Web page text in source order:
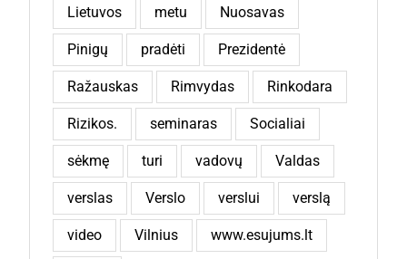
Lietuvos metu Nuosavas
Pinigų pradėti Prezidentė
Ražauskas Rimvydas Rinkodara
Rizikos. seminaras Socialiai
sėkmę turi vadovų Valdas
verslas Verslo verslui verslą
video Vilnius www.esujums.lt